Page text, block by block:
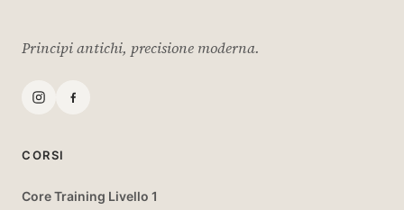
Principi antichi, precisione moderna.
CORSI
Core Training Livello 1